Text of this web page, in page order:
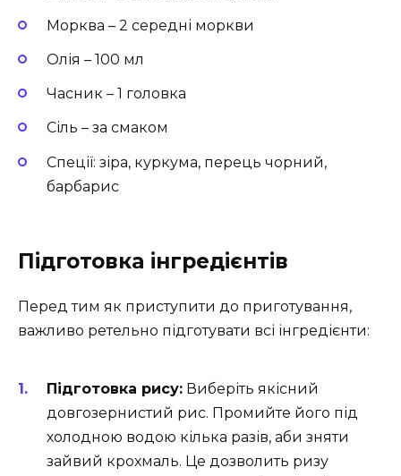
Морква – 2 середні моркви
Олія – 100 мл
Часник – 1 головка
Сіль – за смаком
Спеції: зіра, куркума, перець чорний,
барбарис
Підготовка інгредієнтів
Перед тим як приступити до приготування,
важливо ретельно підготувати всі інгредієнти:
Підготовка рису: Виберіть якісний
довгозернистий рис. Промийте його під
холодною водою кілька разів, аби зняти
зайвий крохмаль. Це дозволить ризу